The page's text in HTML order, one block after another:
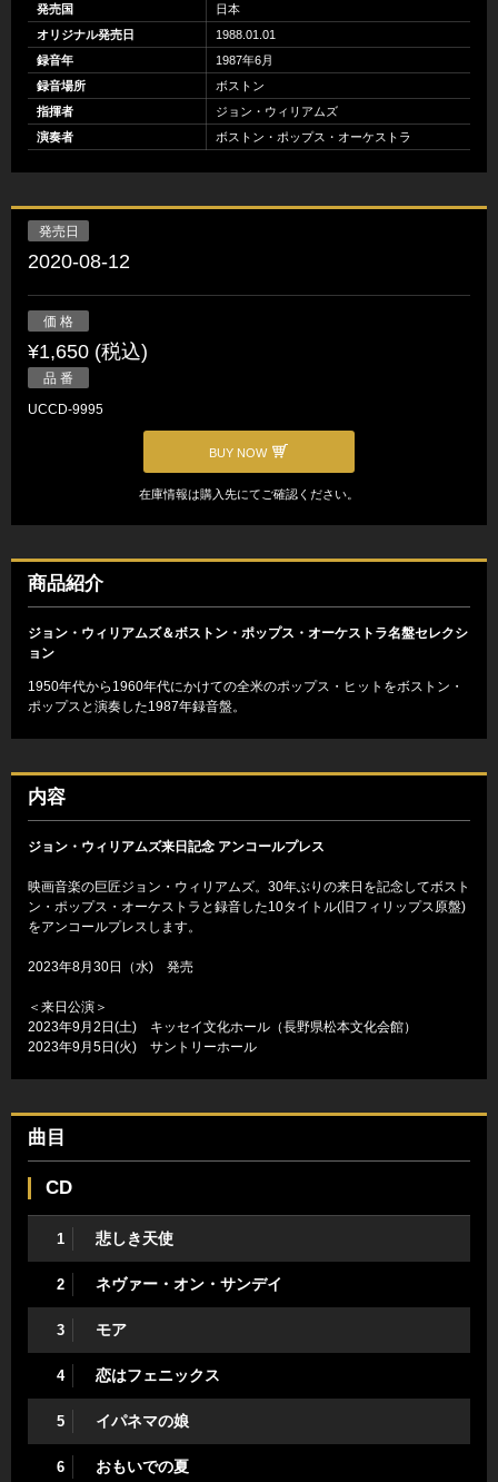
発売国
日本
オリジナル発売日
1988.01.01
録音年
1987年6月
録音場所
ボストン
指揮者
ジョン・ウィリアムズ
演奏者
ボストン・ポップス・オーケストラ
発売日
2020-08-12
価 格
¥1,650 (税込)
品 番
UCCD-9995
BUY NOW
在庫情報は購入先にてご確認ください。
商品紹介
ジョン・ウィリアムズ＆ボストン・ポップス・オーケストラ名盤セレクシ
ョン
1950年代から1960年代にかけての全米のポップス・ヒットをボストン・
ポップスと演奏した1987年録音盤。
内容
ジョン・ウィリアムズ来日記念 アンコールプレス
映画音楽の巨匠ジョン・ウィリアムズ。30年ぶりの来日を記念してボスト
ン・ポップス・オーケストラと録音した10タイトル(旧フィリップス原盤)
をアンコールプレスします。
2023年8月30日（水) 発売
＜来日公演＞
2023年9月2日(土) キッセイ文化ホール（長野県松本文化会館）
2023年9月5日(火) サントリーホール
曲目
CD
1 悲しき天使
2 ネヴァー・オン・サンデイ
3 モア
4 恋はフェニックス
5 イパネマの娘
6 おもいでの夏